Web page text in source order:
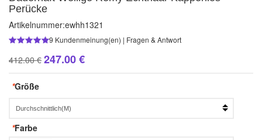
Perücke
Artikelnummer:ewhh1321
9 Kundenmeinung(en) | Fragen & Antwort
412.00 € 247.00 €
*Größe
*Farbe